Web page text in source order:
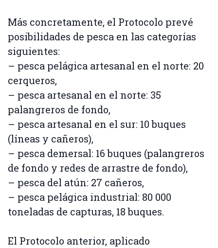
Más concretamente, el Protocolo prevé
posibilidades de pesca en las categorías
siguientes:
– pesca pelágica artesanal en el norte: 20
cerqueros,
– pesca artesanal en el norte: 35
palangreros de fondo,
– pesca artesanal en el sur: 10 buques
(líneas y cañeros),
– pesca demersal: 16 buques (palangreros
de fondo y redes de arrastre de fondo),
– pesca del atún: 27 cañeros,
– pesca pelágica industrial: 80 000
toneladas de capturas, 18 buques.
El Protocolo anterior, aplicado